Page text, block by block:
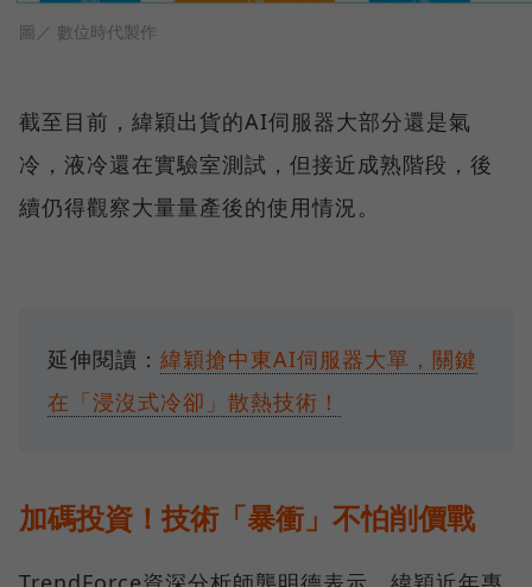
圖／ 數位時代製作
截至目前，緯穎出貨的AI伺服器大部分還是氣
冷，液冷還在實驗室測試，但接近成熟階段，後
續仍得觀察大量量產後的使用情況。
延伸閱讀： 緯穎搶中東AI伺服器大單，關鍵
在「浸沒式冷卻」散熱技術！
加碼投資！技術「暴衝」不怕削價戰